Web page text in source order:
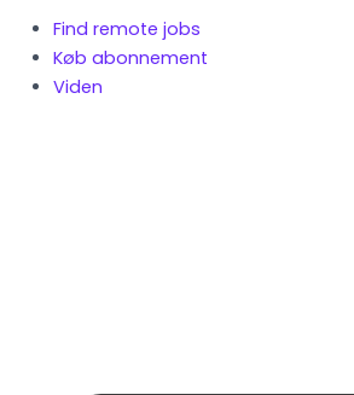
Find remote jobs
Køb abonnement
Viden